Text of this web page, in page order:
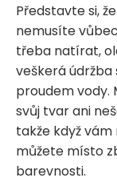
Představte si,
nemusíte
třeba natírat,
veškerá
proudem vody.
svůj tvar ani
takže když
můžete místo
barevnosti.